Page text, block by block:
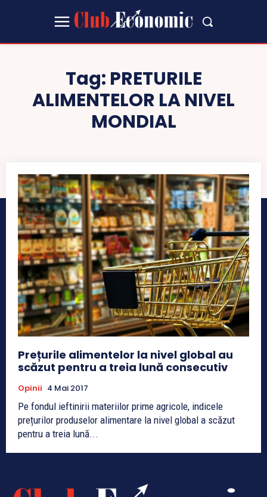
Tag: PRETURILE
ALIMENTELOR LA NIVEL
MONDIAL
Prețurile alimentelor la nivel global au
scăzut pentru a treia lună consecutiv
Opinii 4 Mai 2017
Pe fondul ieftinirii materiilor prime agricole, indicele
prețurilor produselor alimentare la nivel global a scăzut
pentru a treia lună...